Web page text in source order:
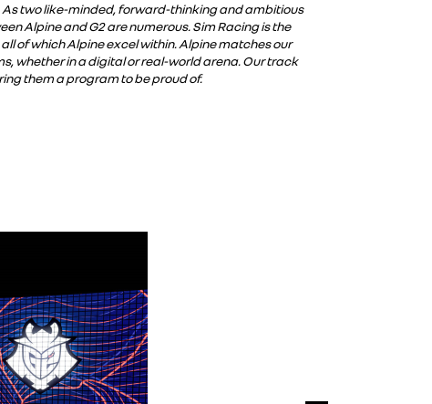
two like-minded, forward-thinking and ambitious
Alpine and G2 are numerous. Sim Racing is the
of which Alpine excel within. Alpine matches our
whether in a digital or real-world arena. Our track
them a program to be proud of.